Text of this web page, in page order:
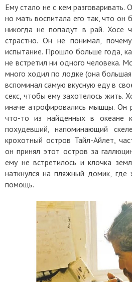
Ему стало не с кем разговаривать.
но мать воспитала его так, что он
никогда не попадут в рай. Хосе
страстно. Он не понимал,
испытание. Прошло больше года,
не встретил ни одного человека.
много ходил по лодке (она
вспоминал самую вкусную еду в
секс, чтобы ему захотелось жить.
иначе атрофировались мышцы. Он
что-то из найденных в океане
похудевший, напоминающий
крохотный остров Тайл-Айлет,
он принял этот остров за
ему не встретилось и клочка
наткнулся на пляжный домик,
помощь.